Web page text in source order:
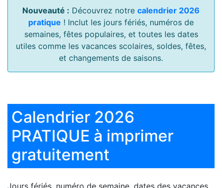
Nouveauté : Découvrez notre calendrier 2026
pratique ! Inclut les jours fériés, numéros de
semaines, fêtes populaires, et toutes les dates
utiles comme les vacances scolaires, soldes, fêtes,
et changements de saisons.
Calendrier 2026
PRATIQUE à imprimer
gratuitement
Jours fériés, numéro de semaine, dates des vacances,